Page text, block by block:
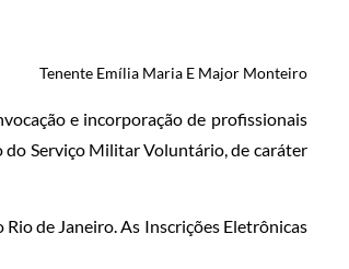
Tenente Emília Maria E Major Monteiro
e incorporação de profissionais
do Serviço Militar Voluntário, de caráter
de Janeiro. As Inscrições Eletrônicas